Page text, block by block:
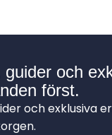
guider och
först.
och exklusiva